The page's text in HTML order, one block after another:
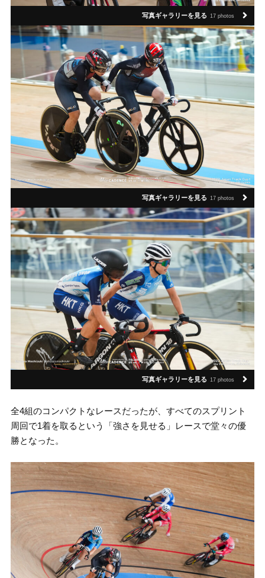
写真ギャラリーを見る 17 photos
写真ギャラリーを見る 17 photos
写真ギャラリーを見る 17 photos
全4組のコンパクトなレースだったが、すべてのスプリント
周回で1着を取るという「強さを見せる」レースで堂々の優
勝となった。